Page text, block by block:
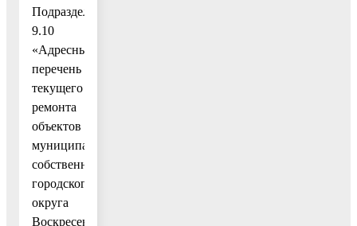
Подраздел
9.10
«Адресный
перечень
текущего
ремонта
объектов
муниципальной
собственности
городского
округа
Воскресенск